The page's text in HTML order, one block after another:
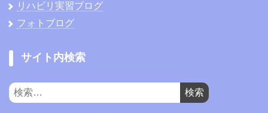
リハビリ実習ブログ
フォトブログ
サイト内検索
検
索: